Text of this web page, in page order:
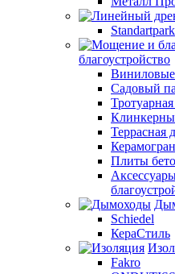
Standartpark
благоустройство
Садовый
Террасная
Плиты
Schiedel
КераСтиль
Fakro